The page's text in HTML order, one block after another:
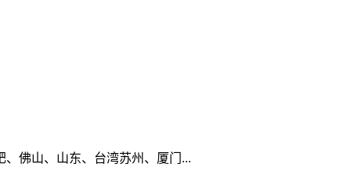
佛山、山东、台湾苏州、厦门...